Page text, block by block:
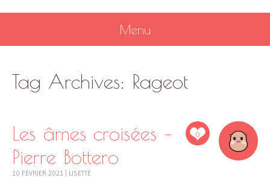
Menu
TO
CONTENT
Tag Archives: Rageot
0
Les âmes croisées –
Pierre Bottero
10 FÉVRIER 2021 LISETTE